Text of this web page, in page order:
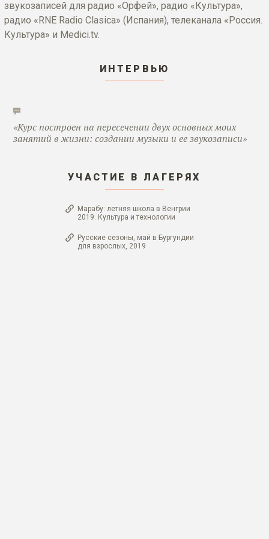
звукозаписей для радио «Орфей», радио «Культура»,
радио «RNE Radio Clasica» (Испания), телеканала «Россия.
Культура» и Medici.tv.
ИНТЕРВЬЮ
«Курс построен на пересечении двух основных моих
занятий в жизни: создании музыки и ее звукозаписи»
УЧАСТИЕ В ЛАГЕРЯХ
Марабу: летняя школа в Венгрии
2019. Культура и технологии
Русские сезоны, май в Бургундии
для взрослых, 2019